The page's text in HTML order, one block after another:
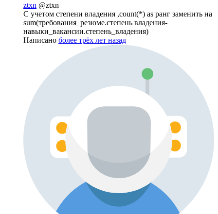
ztxn @ztxn
C учетом степени владения ,count(*) as ранг заменить на
sum(требования_резюме.степень владения-
навыки_вакансии.степень_владения)
Написано более трёх лет назад